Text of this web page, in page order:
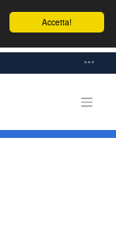
Accetta!